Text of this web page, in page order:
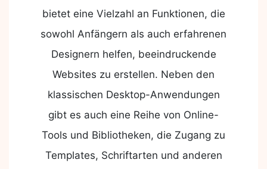
bietet eine Vielzahl an Funktionen, die
sowohl Anfängern als auch erfahrenen
Designern helfen, beeindruckende
Websites zu erstellen. Neben den
klassischen Desktop-Anwendungen
gibt es auch eine Reihe von Online-
Tools und Bibliotheken, die Zugang zu
Templates, Schriftarten und anderen